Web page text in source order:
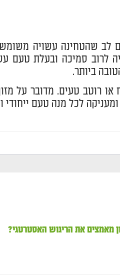
לב שהטחינה עשויה
לרוב סמיכה ובעלת טעם
רוטב טעים. מדובר על
לכל מנה טעם ייחודי
מאמצים את הריגוש האסטרטגי?